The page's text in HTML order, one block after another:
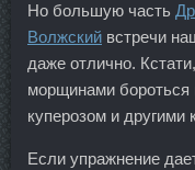
Но большую часть
Волжский встречи
даже отлично.
морщинами бороться
куперозом и
Если упражнение